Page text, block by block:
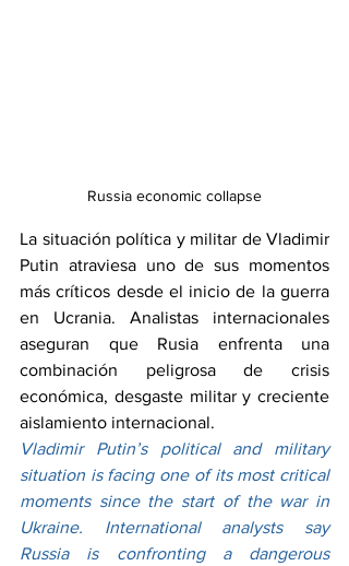
Russia economic collapse
La situación política y militar de Vladimir
Putin atraviesa uno de sus momentos
más críticos desde el inicio de la guerra
en Ucrania. Analistas internacionales
aseguran que Rusia enfrenta una
combinación peligrosa de crisis
económica, desgaste militar y creciente
aislamiento internacional.
Vladimir Putin’s political and military
situation is facing one of its most critical
moments since the start of the war in
Ukraine. International analysts say
Russia is confronting a dangerous